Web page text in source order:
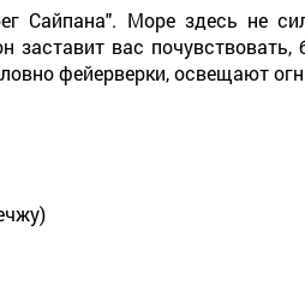
Сайпана". Море здесь не
вас
фейерверки, освещают